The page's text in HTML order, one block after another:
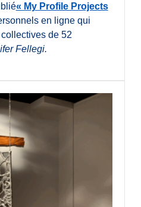
« My Profile Projects
en ligne qui
de 52
Fellegi.